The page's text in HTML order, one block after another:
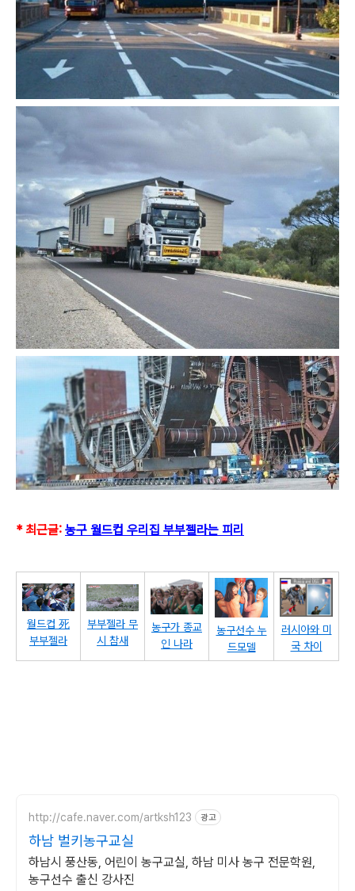
* 최근글: 농구 월드컵 우리집 부부젤라는 피리
월드컵 死
부부젤라
부부젤라 무
시 참새
농구가 종교
인 나라
농구선수 누
드모델
러시아와 미
국 차이
http://cafe.naver.com/artksh123 광고
하남 벌키농구교실
하남시 풍산동, 어린이 농구교실, 하남 미사 농구 전문학원,
농구선수 출신 강사진